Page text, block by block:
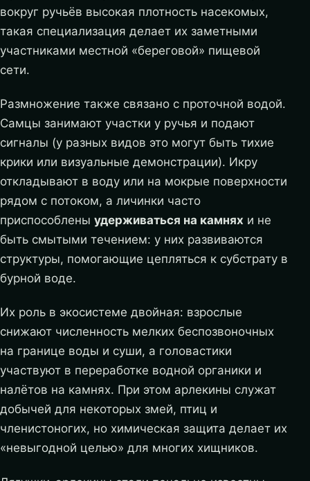
вокруг ручьёв высокая плотность насекомых,
такая специализация делает их заметными
участниками местной «береговой» пищевой
сети.
Размножение также связано с проточной водой.
Самцы занимают участки у ручья и подают
сигналы (у разных видов это могут быть тихие
крики или визуальные демонстрации). Икру
откладывают в воду или на мокрые поверхности
рядом с потоком, а личинки часто
приспособлены удерживаться на камнях и не
быть смытыми течением: у них развиваются
структуры, помогающие цепляться к субстрату в
бурной воде.
Их роль в экосистеме двойная: взрослые
снижают численность мелких беспозвоночных
на границе воды и суши, а головастики
участвуют в переработке водной органики и
налётов на камнях. При этом арлекины служат
добычей для некоторых змей, птиц и
членистоногих, но химическая защита делает их
«невыгодной целью» для многих хищников.